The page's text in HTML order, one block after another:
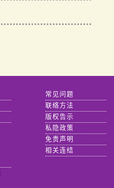
常见问题
联络方法
版权告示
私隐政策
免责声明
相关连结